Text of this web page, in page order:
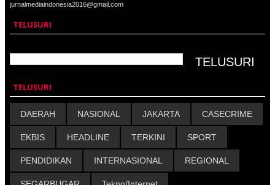
jurnalmediaindonesia2016@gmail.com
TELUSURI
TELUSURI
DAERAH NASIONAL JAKARTA CASECRIME
EKBIS HEADLINE TERKINI SPORT
PENDIDIKAN INTERNASIONAL REGIONAL